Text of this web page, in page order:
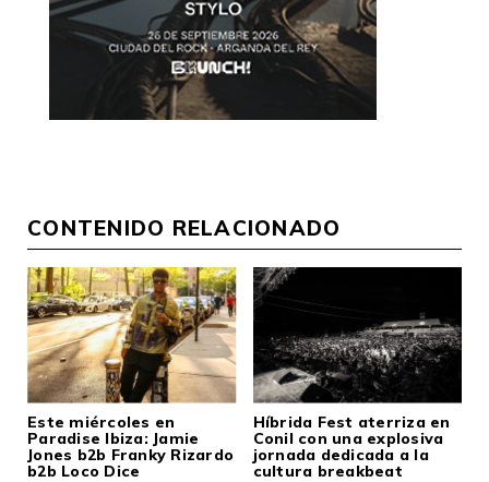
CONTENIDO RELACIONADO
Este miércoles en
Paradise Ibiza: Jamie
Jones b2b Franky Rizardo
b2b Loco Dice
Híbrida Fest aterriza en
Conil con una explosiva
jornada dedicada a la
cultura breakbeat